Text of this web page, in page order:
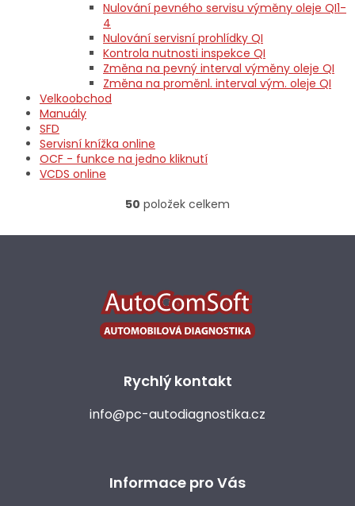
Nulování pevného servisu výměny oleje QI1-
4
Nulování servisní prohlídky QI
Kontrola nutnosti inspekce QI
Změna na pevný interval výměny oleje QI
Změna na proměnl. interval vým. oleje QI
Velkoobchod
Manuály
SFD
Servisní knížka online
OCF - funkce na jedno kliknutí
VCDS online
p
O
l
c
í
p
k
y
v
ý
u
50 položek celkem
Z
Rychlý kontakt
info@pc-autodiagnostika.cz
Informace pro Vás